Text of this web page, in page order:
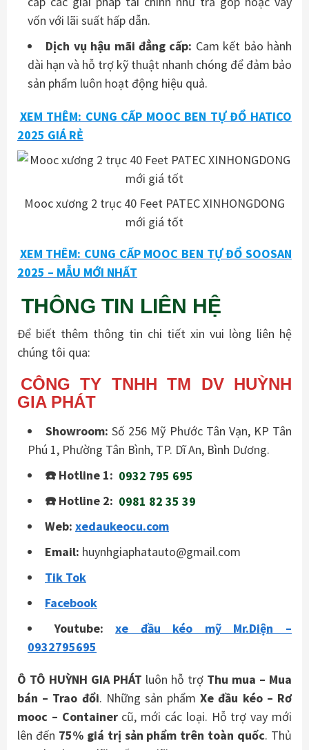
vốn với lãi suất hấp dẫn.
Dịch vụ hậu mãi đẳng cấp: Cam kết bảo hành
dài hạn và hỗ trợ kỹ thuật nhanh chóng để đảm bảo
sản phẩm luôn hoạt động hiệu quả.
XEM THÊM: CUNG CẤP MOOC BEN TỰ ĐỔ HATICO
2025 GIÁ RẺ
Mooc xương 2 trục 40 Feet PATEC XINHONGDONG
mới giá tốt
XEM THÊM: CUNG CẤP MOOC BEN TỰ ĐỔ SOOSAN
2025 – MẪU MỚI NHẤT
THÔNG TIN LIÊN HỆ
Để biết thêm thông tin chi tiết xin vui lòng liên hệ
chúng tôi qua:
CÔNG TY TNHH TM DV HUỲNH
GIA PHÁT
Showroom: Số 256 Mỹ Phước Tân Vạn, KP Tân
Phú 1, Phường Tân Bình, TP. Dĩ An, Bình Dương.
☎️ Hotline 1: 0932 795 695
☎️ Hotline 2: 0981 82 35 39
Web: xedaukeocu.com
Email: huynhgiaphatauto@gmail.com
Tik Tok
Facebook
Youtube:
xe đầu kéo mỹ Mr.Diện –
0932795695
Ô TÔ HUỲNH GIA PHÁT luôn hỗ trợ Thu mua – Mua
bán – Trao đổi. Những sản phẩmXe đầu kéo – Rơ
mooc – Container cũ, mới các loại. Hỗ trợ vay mới
lên đến 75% giá trị sản phẩm trên toàn quốc. Thủ